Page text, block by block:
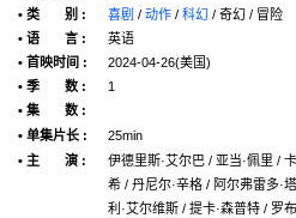
• 类 别 :
喜剧 / 动作 / 科幻 / 奇幻 / 冒险
• 语 言 :
英语
• 首映时间 :
2024-04-26(美国)
• 季 数 :
1
• 集 数 :
• 单集片长 :
25min
• 主 演 :
伊德里斯·艾尔巴 / 亚当·佩里 /
希 / 丹尼尔·辛格 / 阿尔弗雷多·
利·艾尔维斯 / 提卡·森普特 / 罗